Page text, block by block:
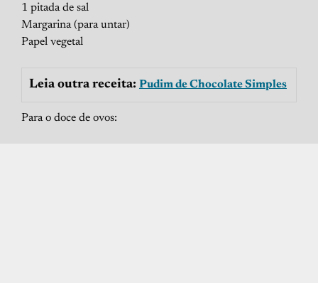
1 pitada de sal
Margarina (para untar)
Papel vegetal
Leia outra receita: Pudim de Chocolate Simples
Para o doce de ovos: